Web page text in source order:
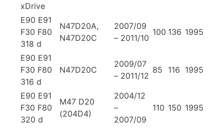
xDrive
E90 E91
F30 F80
318 d
N47D20A,
N47D20C
2007/09
– 2011/10
100 136 1995
E90 E91
F30 F80
316 d
N47D20C
2009/07
– 2011/12
85 116 1995
E90 E91
F30 F80
320 d
M47 D20
(204D4)
2004/12
–
2007/09
110 150 1995